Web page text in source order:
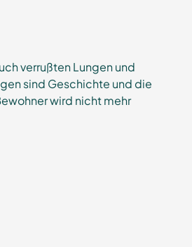
verrußten Lungen und
sind Geschichte und die
wird nicht mehr